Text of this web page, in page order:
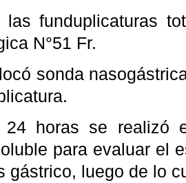
las funduplicaturas
N°51 Fr.
sonda
horas se realizó
para evaluar el
gástrico, luego de lo